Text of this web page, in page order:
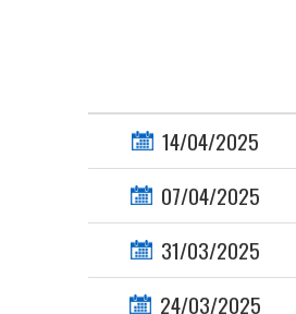
14/04/2025
07/04/2025
31/03/2025
24/03/2025